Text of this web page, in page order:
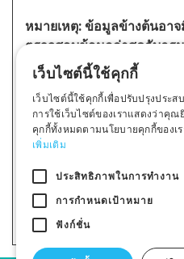
หมายเหตุ: ข้อมูลข้างต้นอา
ตรวจสอบข้อมูลล่าสุดกับกร
ที่มา : ข้อมูลจาก Gemini (
กุมพาพันธ์ 2568
กลับ
เว็บไซต์นี้ใช้คุกกี้
เว็บไซต์นี้ใช้คุกกี้เพื่อปรับปรุงประ
การใช้เว็บไซต์ของเราแสดงว่าคุ
คุกกี้ทั้งหมดตามนโยบายคุกกี้ของเ
เพิ่มเติม
ประสิทธิภาพในการทำงาน
การกำหนดเป้าหมาย
ฟังก์ชั่น